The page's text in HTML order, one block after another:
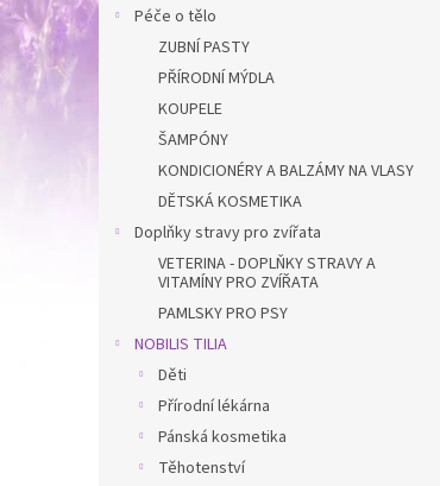
Péče o tělo
ZUBNÍ PASTY
PŘÍRODNÍ MÝDLA
KOUPELE
ŠAMPÓNY
KONDICIONÉRY A BALZÁMY NA VLASY
DĚTSKÁ KOSMETIKA
Doplňky stravy pro zvířata
VETERINA - DOPLŇKY STRAVY A
VITAMÍNY PRO ZVÍŘATA
PAMLSKY PRO PSY
NOBILIS TILIA
Děti
Přírodní lékárna
Pánská kosmetika
Těhotenství